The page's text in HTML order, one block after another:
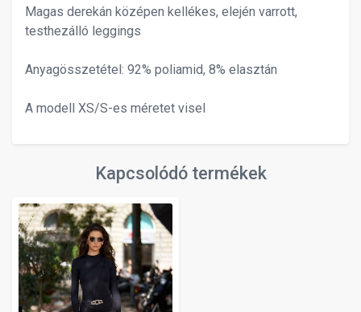
Magas derekán középen kellékes, elején varrott,
testhezálló leggings
Anyagösszetétel: 92% poliamid, 8% elasztán
A modell XS/S-es méretet visel
Kapcsolódó termékek